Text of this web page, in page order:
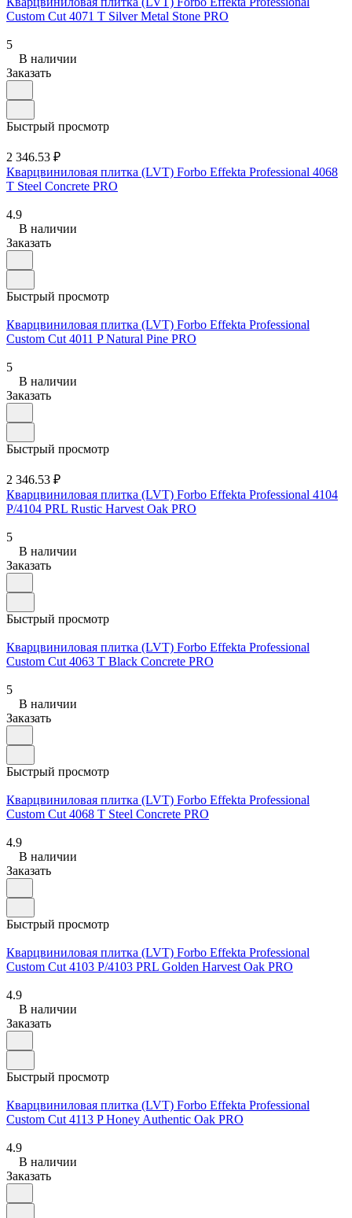
Custom Cut 4071 T Silver Metal Stone PRO
5
В наличии
Заказать
Быстрый просмотр
2 346.53 ₽
Кварцвиниловая плитка (LVT) Forbo Effekta Professional 4068
T Steel Concrete PRO
4.9
В наличии
Заказать
Быстрый просмотр
Кварцвиниловая плитка (LVT) Forbo Effekta Professional
Custom Cut 4011 P Natural Pine PRO
5
В наличии
Заказать
Быстрый просмотр
2 346.53 ₽
Кварцвиниловая плитка (LVT) Forbo Effekta Professional 4104
P/4104 PRL Rustic Harvest Oak PRO
5
В наличии
Заказать
Быстрый просмотр
Кварцвиниловая плитка (LVT) Forbo Effekta Professional
Custom Cut 4063 T Black Concrete PRO
5
В наличии
Заказать
Быстрый просмотр
Кварцвиниловая плитка (LVT) Forbo Effekta Professional
Custom Cut 4068 T Steel Concrete PRO
4.9
В наличии
Заказать
Быстрый просмотр
Кварцвиниловая плитка (LVT) Forbo Effekta Professional
Custom Cut 4103 P/4103 PRL Golden Harvest Oak PRO
4.9
В наличии
Заказать
Быстрый просмотр
Кварцвиниловая плитка (LVT) Forbo Effekta Professional
Custom Cut 4113 P Honey Authentic Oak PRO
4.9
В наличии
Заказать